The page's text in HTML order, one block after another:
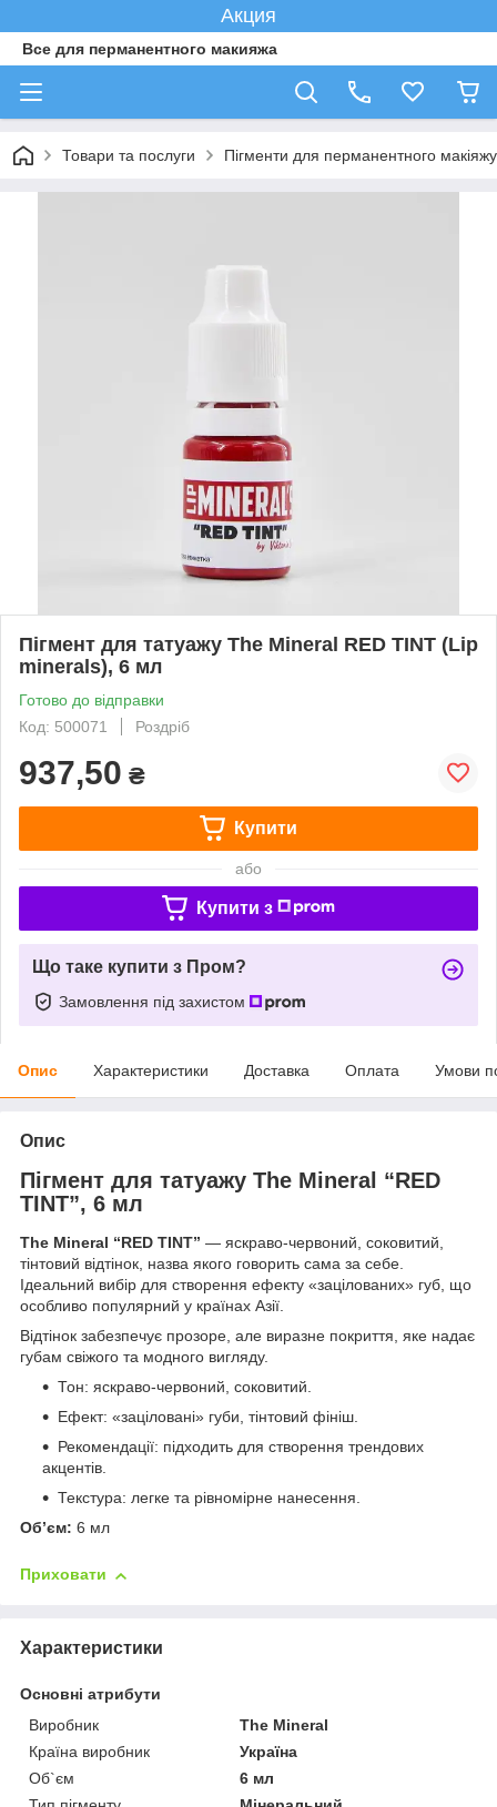
Акция
Все для перманентного макияжа
Товари та послуги Пігменти для перманентного макіяжу
Пігмент для татуажу The Mineral RED TINT (Lip
minerals), 6 мл
Готово до відправки
Код: 500071
Роздріб
937,50 ₴
Купити
або
Купити з
Що таке купити з Пром?
Замовлення під захистом
Опис Характеристики Доставка Оплата Умови
Опис
Пігмент для татуажу The Mineral “RED
TINT”, 6 мл
The Mineral “RED TINT” — яскраво-червоний, соковитий,
тінтовий відтінок, назва якого говорить сама за себе.
Ідеальний вибір для створення ефекту «зацілованих» губ, що
особливо популярний у країнах Азії.
Відтінок забезпечує прозоре, але виразне покриття, яке надає
губам свіжого та модного вигляду.
Тон: яскраво-червоний, соковитий.
Ефект: «заціловані» губи, тінтовий фініш.
Рекомендації: підходить для створення трендових
акцентів.
Текстура: легке та рівномірне нанесення.
Об’єм: 6 мл
Приховати
Характеристики
Основні атрибути
Виробник
The Mineral
Країна виробник
Україна
Об`єм
6 мл